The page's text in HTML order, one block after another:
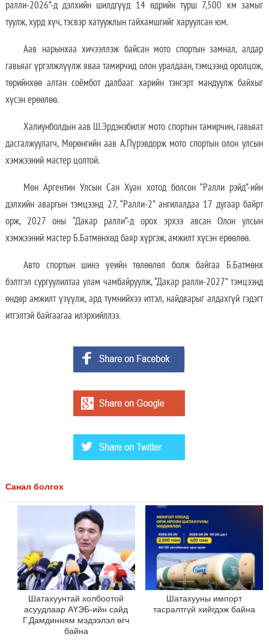
ралли-2026”-д дэлхийн шилдгүүд 14 өдрийн турш 7,500 км замыг
туулж, хурд хүч, тэсвэр хатуужлын гайхамшгийг харуулсан юм.
Аав нарынхаа хичээллэж байсан мото спортын замнал, алдар
гавьяаг үргэлжлүүлж яваа тамирчид олон уралдаан, тэмцээнд оролцож,
төрийнхөө алтан соёмбот далбааг харийн тэнгэрт мандуулж байхыг
хүсэн ерөөлөө.
Халиунболдын аав Ш.Эрдэнэбилэг мото спортын тамирчин, гавьяат
дасгалжуулагч, Мөрөнгийн аав А.Пүрэвдорж мото спортын олон улсын
хэмжээний мастер цолтой.
Мөн Аргентин Улсын Сан Хуан хотод болсон “Ралли рэйд”-ийн
дэлхийн аваргын тэмцээнд 27, “Ралли-2” ангилалдаа 17 дугаар байрт
орж, 2027 оны “Дакар ралли”-д орох эрхээ авсан Олон улсын
хэмжээний мастер Б.Батмөнхөд баяр хүргэж, амжилт хүсэн ерөөлөө.
Авто спортын шинэ үеийн төлөөлөл болж байгаа Б.Батмөнх
бэлтгэл сургуулилтаа улам чамбайруулж, “Дакар ралли-2027” тэмцээнд
өндөр амжилт үзүүлж, ард түмнийхээ итгэл, найдварыг алдахгүй гэдэгт
итгэлтэй байгаагаа илэрхийллээ.
Санал болгох
Шатахуунтай холбоотой
асуудлаар АҮЭБ-ийн сайд
Г.Дамдинням мэдээлэл өгч
байна
Шатахууны импорт
тасралтгүй хийгдэж байна